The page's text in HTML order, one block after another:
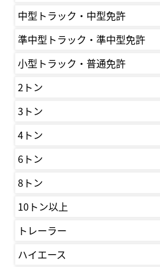
中型トラック・中型免許
準中型トラック・準中型免許
小型トラック・普通免許
2トン
3トン
4トン
6トン
8トン
10トン以上
トレーラー
ハイエース